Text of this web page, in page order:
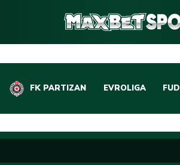
FK PARTIZAN EVROLIGA